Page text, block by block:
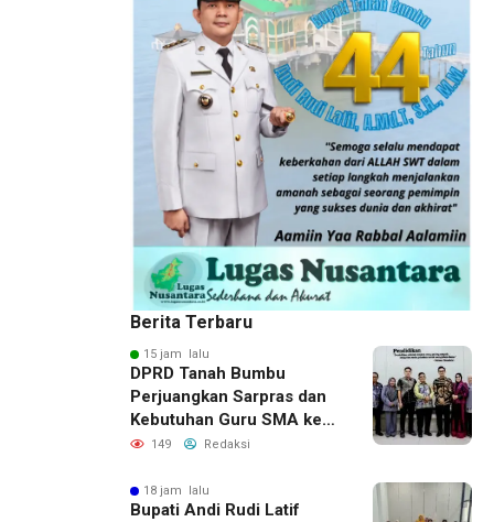
Berita Terbaru
15 jam lalu
DPRD Tanah Bumbu
Perjuangkan Sarpras dan
Kebutuhan Guru SMA ke
Pemprov Kalsel
149 Redaksi
18 jam lalu
Bupati Andi Rudi Latif